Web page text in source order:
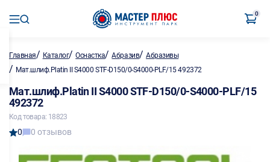
0
Главная/ Каталог/Оснастка/Абразив/Абразивы
/ Мат.шлиф.Platin II S4000 STF-D150/0-S4000-PLF/15 492372
Мат.шлиф.Platin II S4000 STF-D150/0-S4000-PLF/15
492372
Код товара: 18823
0 0 отзывов